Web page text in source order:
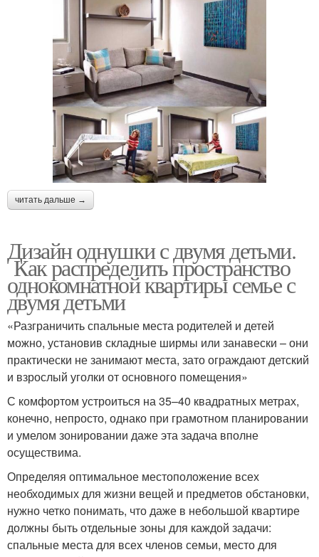
читать дальше →
Дизайн однушки с двумя детьми.
Как распределить пространство
однокомнатной квартиры семье с
двумя детьми
«Разграничить спальные места родителей и детей
можно, установив складные ширмы или занавески – они
практически не занимают места, зато ограждают детский
и взрослый уголки от основного помещения»
С комфортом устроиться на 35–40 квадратных метрах,
конечно, непросто, однако при грамотном планировании
и умелом зонировании даже эта задача вполне
осуществима.
Определяя оптимальное местоположение всех
необходимых для жизни вещей и предметов обстановки,
нужно четко понимать, что даже в небольшой квартире
должны быть отдельные зоны для каждой задачи:
спальные места для всех членов семьи, место для